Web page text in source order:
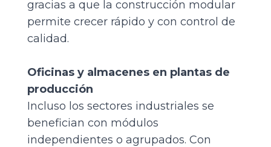
gracias a que la construcción modular
permite crecer rápido y con control de
calidad.
Oficinas y almacenes en plantas de
producción
Incluso los sectores industriales se
benefician con módulos
independientes o agrupados. Con